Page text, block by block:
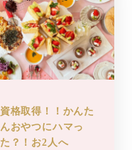
資格取得！！かんた
んおやつにハマっ
た？！お2人へ